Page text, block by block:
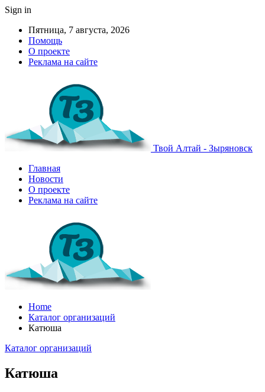
Sign in
Пятница, 7 августа, 2026
Помощь
О проекте
Реклама на сайте
Твой Алтай - Зыряновск
Главная
Новости
О проекте
Реклама на сайте
Home
Каталог организаций
Катюша
Каталог организаций
Катюша